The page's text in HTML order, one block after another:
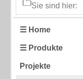
Sie sind hier:
☰ Home
☰ Produkte
Projekte